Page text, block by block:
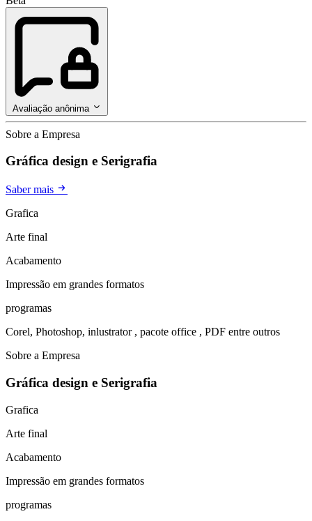
Avaliação anônima
Sobre a Empresa
Gráfica design e Serigrafia
Saber mais
Grafica
Arte final
Acabamento
Impressão em grandes formatos
programas
Corel, Photoshop, inlustrator , pacote office , PDF entre outros
Sobre a Empresa
Gráfica design e Serigrafia
Grafica
Arte final
Acabamento
Impressão em grandes formatos
programas